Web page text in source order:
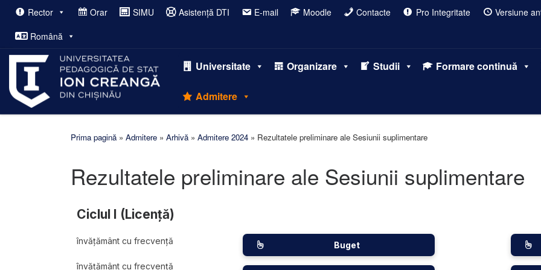
Afișează întregul conținut
Rector Orar SIMU Asistență DTI E-mail Moodle Contacte Pro Integritate
Versiune
Română
Universitate Organizare Studii Formare continuă
Admitere
Prima pagină » Admitere » Arhivă » Admitere 2024 » Rezultatele preliminare ale Sesiunii suplimentare
Rezultatele preliminare ale Sesiunii suplimentare
Ciclul I (Licență)
învățământ cu frecvență Buget
învățământ cu frecvență